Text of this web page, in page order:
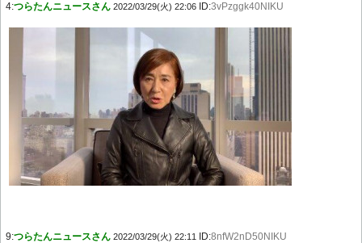
4:つらたんニュースさん 2022/03/29(火) 22:06 ID:3vPzggk40NIKU
9:つらたんニュースさん 2022/03/29(火) 22:11 ID:8nfW2nD50NIKU